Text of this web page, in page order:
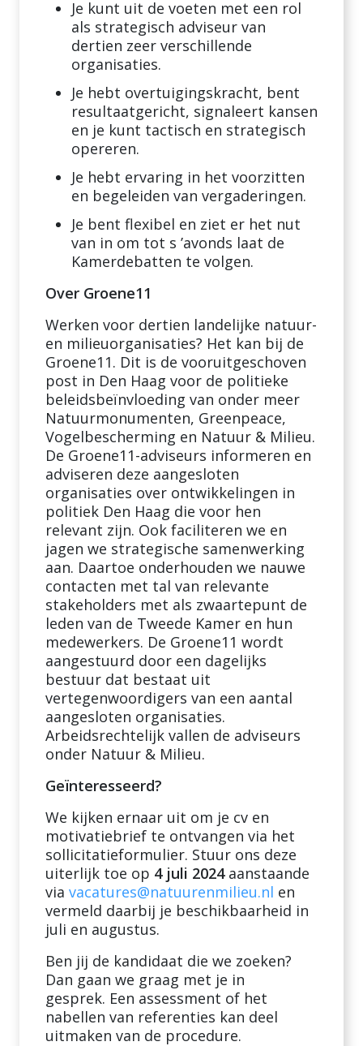
Je kunt uit de voeten met een rol
als strategisch adviseur van
dertien zeer verschillende
organisaties.
Je hebt overtuigingskracht, bent
resultaatgericht, signaleert kansen
en je kunt tactisch en strategisch
opereren.
Je hebt ervaring in het voorzitten
en begeleiden van vergaderingen.
Je bent flexibel en ziet er het nut
van in om tot s ’avonds laat de
Kamerdebatten te volgen.
Over Groene11
Werken voor dertien landelijke natuur-
en milieuorganisaties? Het kan bij de
Groene11. Dit is de vooruitgeschoven
post in Den Haag voor de politieke
beleidsbeïnvloeding van onder meer
Natuurmonumenten, Greenpeace,
Vogelbescherming en Natuur & Milieu.
De Groene11-adviseurs informeren en
adviseren deze aangesloten
organisaties over ontwikkelingen in
politiek Den Haag die voor hen
relevant zijn. Ook faciliteren we en
jagen we strategische samenwerking
aan. Daartoe onderhouden we nauwe
contacten met tal van relevante
stakeholders met als zwaartepunt de
leden van de Tweede Kamer en hun
medewerkers. De Groene11 wordt
aangestuurd door een dagelijks
bestuur dat bestaat uit
vertegenwoordigers van een aantal
aangesloten organisaties.
Arbeidsrechtelijk vallen de adviseurs
onder Natuur & Milieu.
Geïnteresseerd?
We kijken ernaar uit om je cv en
motivatiebrief te ontvangen via het
sollicitatieformulier. Stuur ons deze
uiterlijk toe op 4 juli 2024aanstaande
via vacatures@natuurenmilieu.nl en
vermeld daarbij je beschikbaarheid in
juli en augustus.
Ben jij de kandidaat die we zoeken?
Dan gaan we graag met je in
gesprek. Een assessment of het
nabellen van referenties kan deel
uitmaken van de procedure.